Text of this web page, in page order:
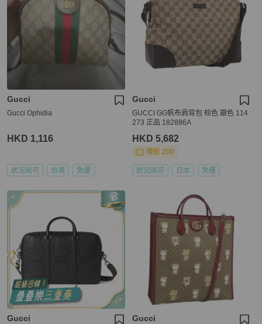
Gucci
Gucci Ophidia
HKD 1,116
狀況尚可 台灣 免運
Gucci
GUCCI GG帆布肩背包 棕色 銀色 114
273 正品 182886A
HKD 5,682
現折 200
狀況尚可 日本 免運
Gucci Gucci